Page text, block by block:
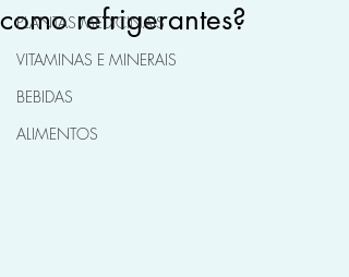
PLANTAS MEDICINAIS
VITAMINAS E MINERAIS
BEBIDAS
ALIMENTOS
como refrigerantes?